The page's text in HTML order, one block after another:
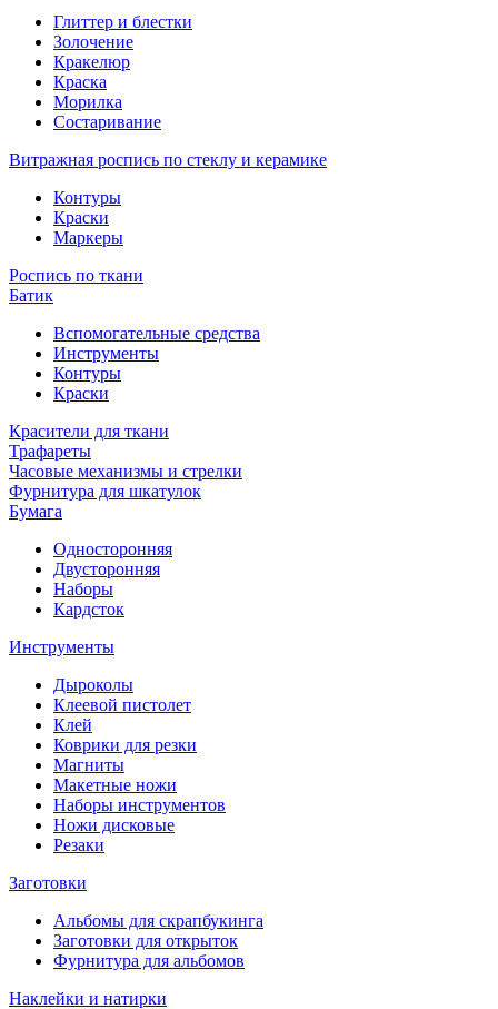
Глиттер и блестки
Золочение
Кракелюр
Краска
Морилка
Состаривание
Витражная роспись по стеклу и керамике
Контуры
Краски
Маркеры
Роспись по ткани
Батик
Вспомогательные средства
Инструменты
Контуры
Краски
Красители для ткани
Трафареты
Часовые механизмы и стрелки
Фурнитура для шкатулок
Бумага
Односторонняя
Двусторонняя
Наборы
Кардсток
Инструменты
Дыроколы
Клеевой пистолет
Клей
Коврики для резки
Магниты
Макетные ножи
Наборы инструментов
Ножи дисковые
Резаки
Заготовки
Альбомы для скрапбукинга
Заготовки для открыток
Фурнитура для альбомов
Наклейки и натирки